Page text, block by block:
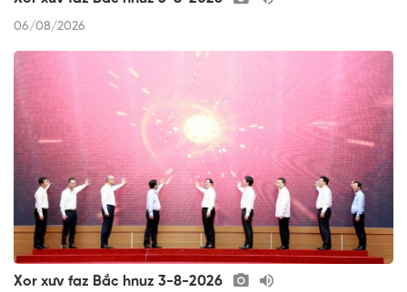
06/08/2026
Xor xưv faz Bắc hnuz 3-8-2026